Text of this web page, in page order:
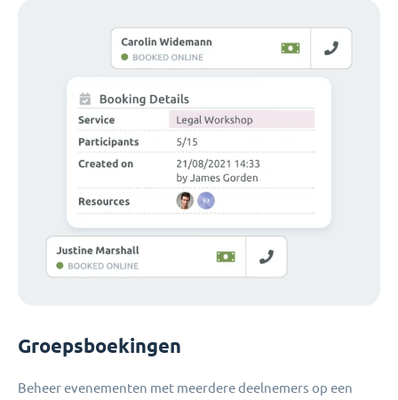
Groepsboekingen
Beheer evenementen met meerdere deelnemers op een